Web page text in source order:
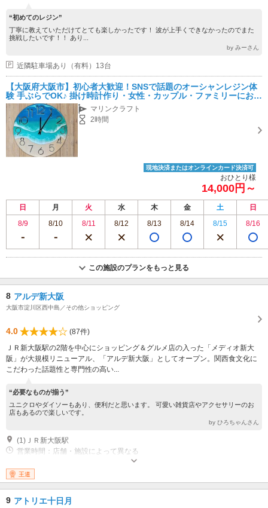
“初めてのレジン”
丁寧に教えていただけてとても楽しかったです！ 波が上手くできなかったのでまた
挑戦したいです！！ あり...
by みーさん
近隣駐車場あり（有料）13台
【大阪府大阪市】初心者大歓迎！SNSで話題のオーシャンレジン体
験 手ぶらでOK♪ 掛け時計作り・女性・カップル・ファミリーにおス
スメ★
マリンクラフト
2時間
現地決済またはオンラインカード決済可
おひとり様
14,000円～
日 月 火 水 木 金 土
日
8/9
8/10 8/11 8/12 8/13 8/14 8/15 8/16
この施設のプランをもっと見る
8 アルデ新大阪
大阪市淀川区西中島／その他ショッピング
4.0
(87件)
ＪＲ新大阪駅の2階を中心にショッピング＆グルメ店の入った「メディオ新大
阪」が大規模リニューアル、「アルデ新大阪」としてオープン。関西食文化に
こだわった話題性と専門性の高い...
“必要なものが揃う”
ユニクロやダイソーもあり、便利だと思います。 可愛い雑貨店やアクセサリーのお
店もあるので楽しいです。
by ひろちゃんさん
(1)ＪＲ新大阪駅
営業時間：店舗・施設によって異なる
王道
9 アトリエ十日月